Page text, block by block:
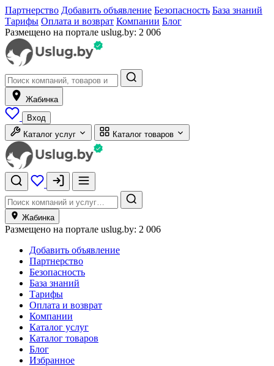
Партнерство Добавить объявление Безопасность База знаний
Тарифы Оплата и возврат Компании Блог
Размещено на портале uslug.by: 2 006
Жабинка
Вход
Каталог услуг
Каталог товаров
Жабинка
Размещено на портале uslug.by: 2 006
Добавить объявление
Партнерство
Безопасность
База знаний
Тарифы
Оплата и возврат
Компании
Каталог услуг
Каталог товаров
Блог
Избранное